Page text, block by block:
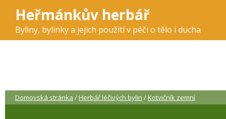
Heřmánkův herbář
Byliny, bylinky a jejich použití v péči o tělo i ducha
Domovská stránka /Herbář léčivých bylin /Kotvičník zemní